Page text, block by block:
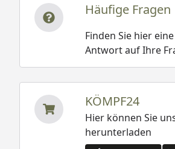
Häufige Fragen
Finden Sie hier
Antwort auf Ihre
KÖMPF24
Hier können Sie
herunterladen